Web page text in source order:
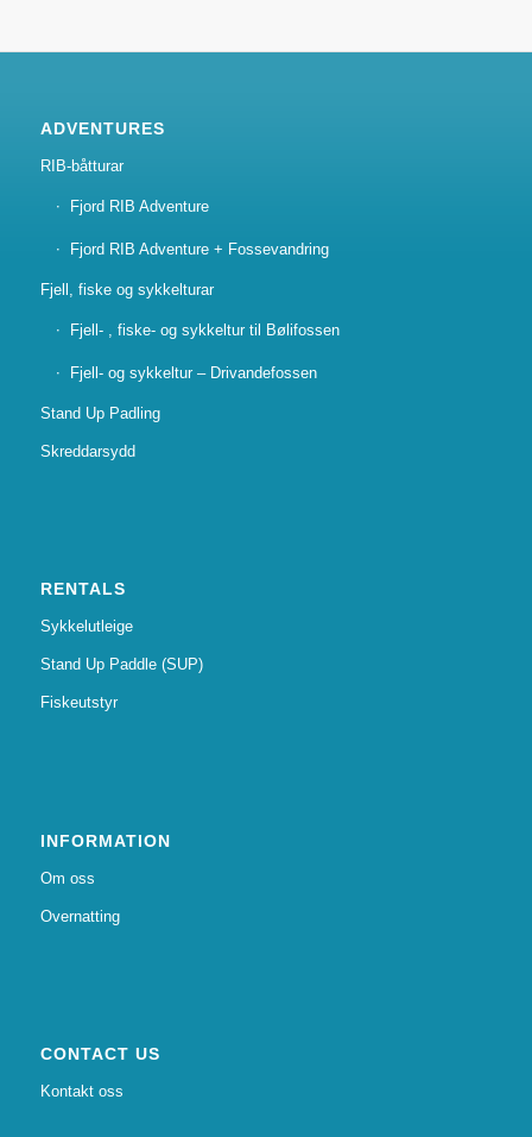
ADVENTURES
RIB-båtturar
Fjord RIB Adventure
Fjord RIB Adventure + Fossevandring
Fjell, fiske og sykkelturar
Fjell- , fiske- og sykkeltur til Bølifossen
Fjell- og sykkeltur – Drivandefossen
Stand Up Padling
Skreddarsydd
RENTALS
Sykkelutleige
Stand Up Paddle (SUP)
Fiskeutstyr
INFORMATION
Om oss
Overnatting
CONTACT US
Kontakt oss